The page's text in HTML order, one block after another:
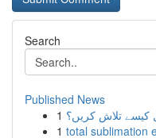
Search
Published News
1 کیسے تلاش کریں؟
1 total sublimation